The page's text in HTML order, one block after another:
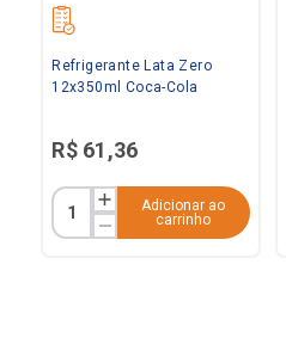
Refrigerante Lata Zero
12x350ml Coca-Cola
R$ 61 ,36
Adicionar ao
carrinho